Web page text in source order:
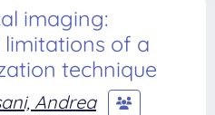
imaging:
of a
technique
Andrea